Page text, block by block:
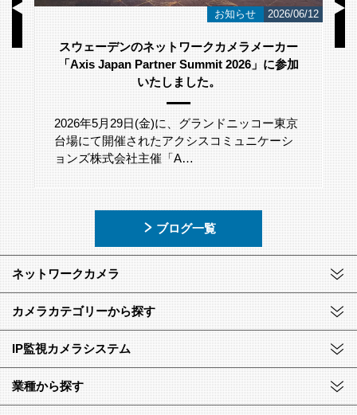
23 お知らせ 2026/06/12
スウェーデンのネットワークカメラメーカー
「Axis Japan Partner Summit 2026」に参加
いたしました。
2026年5月29日(金)に、グランドニッコー東京
台場にて開催されたアクシスコミュニケーシ
ョンズ株式会社主催「A…
ブログ一覧
ネットワークカメラ
カメラカテゴリーから探す
IP監視カメラシステム
業種から探す